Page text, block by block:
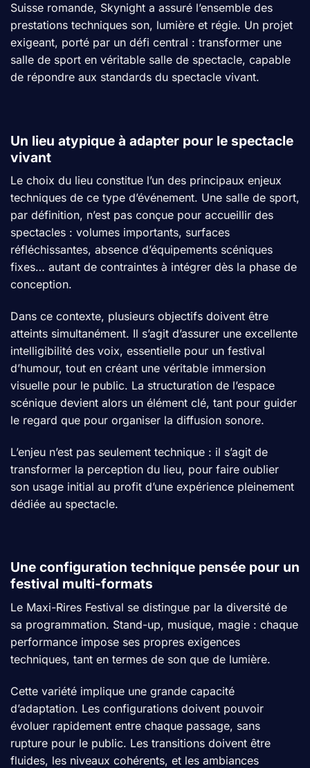
Suisse romande, Skynight a assuré l’ensemble des
prestations techniques son, lumière et régie. Un projet
exigeant, porté par un défi central : transformer une
salle de sport en véritable salle de spectacle, capable
de répondre aux standards du spectacle vivant.
Un lieu atypique à adapter pour le spectacle
vivant
Le choix du lieu constitue l’un des principaux enjeux
techniques de ce type d’événement. Une salle de sport,
par définition, n’est pas conçue pour accueillir des
spectacles : volumes importants, surfaces
réfléchissantes, absence d’équipements scéniques
fixes… autant de contraintes à intégrer dès la phase de
conception.
Dans ce contexte, plusieurs objectifs doivent être
atteints simultanément. Il s’agit d’assurer une excellente
intelligibilité des voix, essentielle pour un festival
d’humour, tout en créant une véritable immersion
visuelle pour le public. La structuration de l’espace
scénique devient alors un élément clé, tant pour guider
le regard que pour organiser la diffusion sonore.
L’enjeu n’est pas seulement technique : il s’agit de
transformer la perception du lieu, pour faire oublier
son usage initial au profit d’une expérience pleinement
dédiée au spectacle.
Une configuration technique pensée pour un
festival multi-formats
Le Maxi-Rires Festival se distingue par la diversité de
sa programmation. Stand-up, musique, magie : chaque
performance impose ses propres exigences
techniques, tant en termes de son que de lumière.
Cette variété implique une grande capacité
d’adaptation. Les configurations doivent pouvoir
évoluer rapidement entre chaque passage, sans
rupture pour le public. Les transitions doivent être
fluides, les niveaux cohérents, et les ambiances